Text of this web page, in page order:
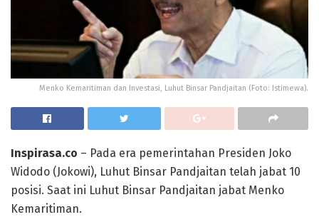
Menko Kemaritiman dan Investasi, Luhut Binsar Pandjaitan (Foto: Istimewa).
Inspirasa.co – Pada era pemerintahan Presiden Joko
Widodo (Jokowi), Luhut Binsar Pandjaitan telah jabat 10
posisi. Saat ini Luhut Binsar Pandjaitan jabat Menko
Kemaritiman.